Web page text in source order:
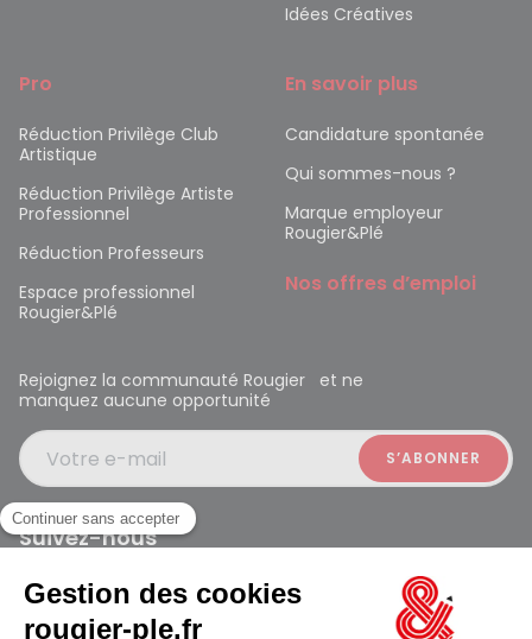
Idées Créatives
Pro
Réduction Privilège Club
Artistique
Réduction Privilège Artiste
Professionnel
Réduction Professeurs
Espace professionnel
Rougier&Plé
En savoir plus
Candidature spontanée
Qui sommes-nous ?
Marque employeur
Rougier&Plé
Nos offres d’emploi
Rejoignez la communauté Rougier et ne
manquez aucune opportunité
Votre e-mail
Suivez-nous